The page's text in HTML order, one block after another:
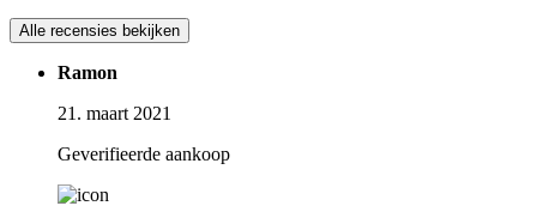
Alle recensies bekijken
Ramon
21. maart 2021
Geverifieerde aankoop